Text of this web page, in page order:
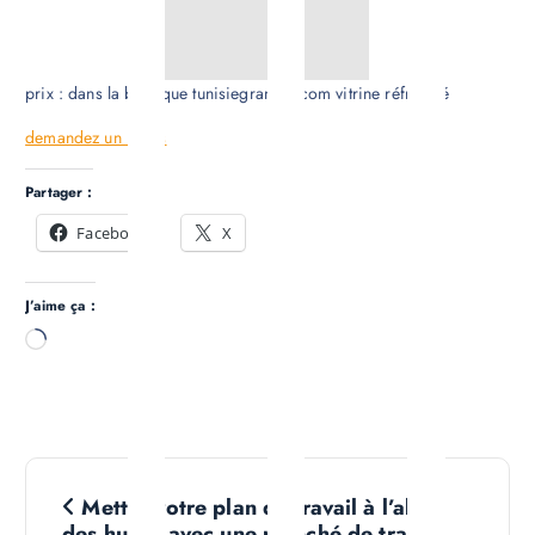
prix : dans la boutique tunisiegranite .com vitrine réfrigéré
demandez un Devis
Partager :
Facebook
X
J’aime ça :
C
g
Mettre votre plan de travail à l’abris